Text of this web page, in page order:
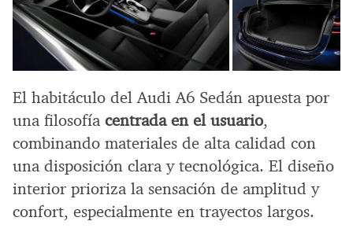
El habitáculo del Audi A6 Sedán apuesta por
una filosofía centrada en el usuario,
combinando materiales de alta calidad con
una disposición clara y tecnológica. El diseño
interior prioriza la sensación de amplitud y
confort, especialmente en trayectos largos.